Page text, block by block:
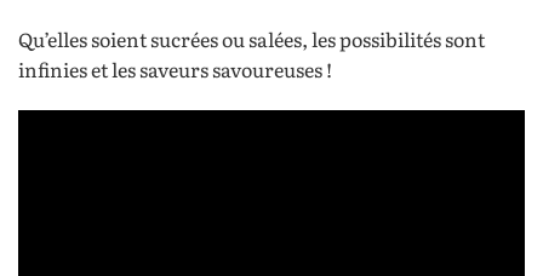
Qu’elles soient sucrées ou salées, les possibilités sont
infinies et les saveurs savoureuses !